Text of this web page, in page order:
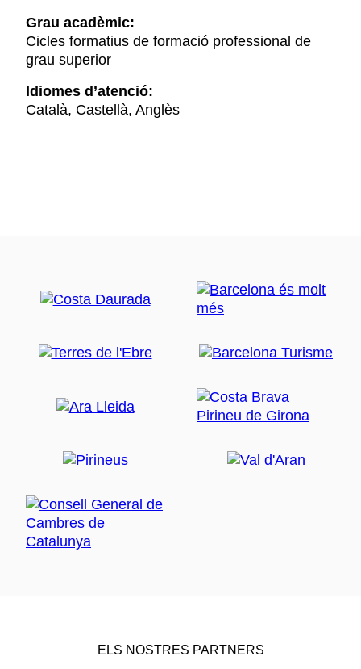
Grau acadèmic:
Cicles formatius de formació professional de
grau superior
Idiomes d’atenció:
Català, Castellà, Anglès
ELS NOSTRES PARTNERS